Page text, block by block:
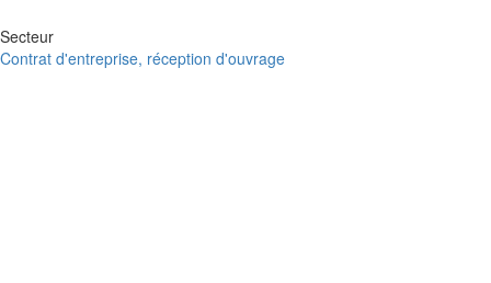
Secteur
Contrat d'entreprise, réception d'ouvrage